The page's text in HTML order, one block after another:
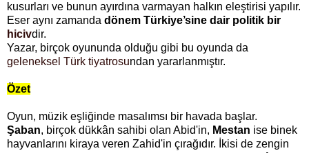
kusurları ve bunun ayırdına varmayan halkın eleştirisi yapılır.
Eser aynı zamanda dönem Türkiye’sine dair politik bir
hicivdir.
Yazar, birçok oyununda olduğu gibi bu oyunda da
geleneksel Türk tiyatrosundan yararlanmıştır.
Özet
Oyun, müzik eşliğinde masalımsı bir havada başlar.
Şaban, birçok dükkân sahibi olan Abid'in, Mestan ise binek
hayvanlarını kiraya veren Zahid'in çırağıdır. İkisi de zengin